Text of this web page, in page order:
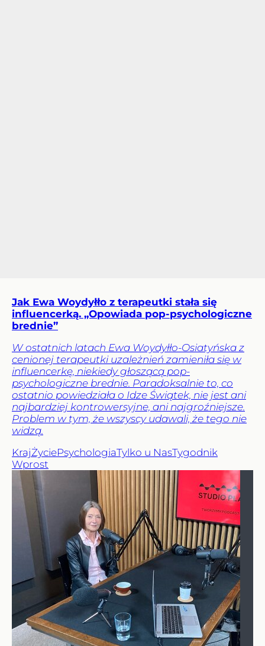
Jak Ewa Woydyłło z terapeutki stała się
influencerką. „Opowiada pop-psychologiczne
brednie”
W ostatnich latach Ewa Woydyłło-Osiatyńska z
cenionej terapeutki uzależnień zamieniła się w
influencerkę, niekiedy głoszącą pop-
psychologiczne brednie. Paradoksalnie to, co
ostatnio powiedziała o Idze Świątek, nie jest ani
najbardziej kontrowersyjne, ani najgroźniejsze.
Problem w tym, że wszyscy udawali, że tego nie
widzą.
KrajŻyciePsychologiaTylko u NasTygodnik
Wprost